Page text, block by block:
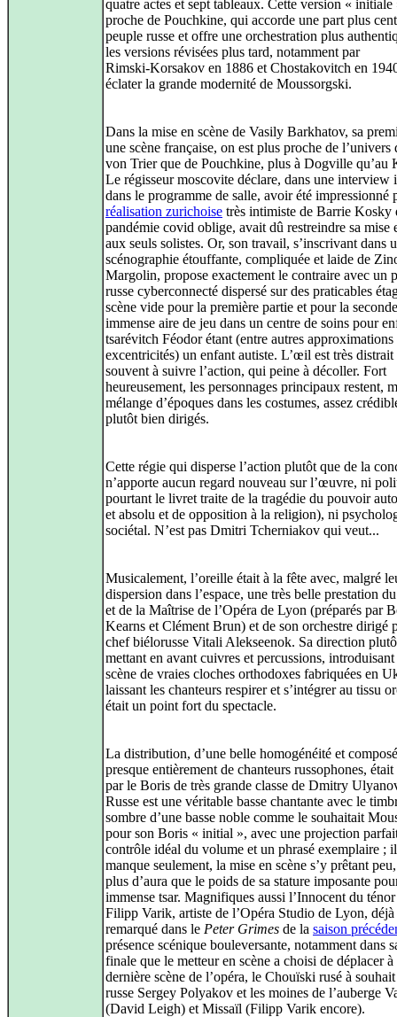
quatre actes et sept tableaux. Cette version « initiale
proche de Pouchkine, qui accorde une part plus
peuple russe et offre une orchestration plus
les versions révisées plus tard, notamment par
Rimski‑Korsakov en 1886 et Chostakovitch en
éclater la grande modernité de Moussorgski.
Dans la mise en scène de Vasily Barkhatov, sa
une scène française, on est plus proche de l’univers
von Trier que de Pouchkine, plus à Dogville qu’au
Le régisseur moscovite déclare, dans une interview
dans le programme de salle, avoir été impressionné
réalisation zurichoise très intimiste de Barrie Kosky
pandémie covid oblige, avait dû restreindre sa mise
aux seuls solistes. Or, son travail, s’inscrivant dans
scénographie étouffante, compliquée et laide de
Margolin, propose exactement le contraire avec un
russe cyberconnecté dispersé sur des praticables
scène vide pour la première partie et pour la
immense aire de jeu dans un centre de soins pour
tsarévitch Féodor étant (entre autres approximations
excentricités) un enfant autiste. L’œil est très distrait
souvent à suivre l’action, qui peine à décoller. Fort
heureusement, les personnages principaux restent,
mélange d’époques dans les costumes, assez
plutôt bien dirigés.
Cette régie qui disperse l’action plutôt que de la
n’apporte aucun regard nouveau sur l’œuvre, ni
pourtant le livret traite de la tragédie du pouvoir
et absolu et de opposition à la religion), ni
sociétal. N’est pas Dmitri Tcherniakov qui veut...
Musicalement, l’oreille était à la fête avec, malgré
dispersion dans l’espace, une très belle prestation
et de la Maîtrise de l’Opéra de Lyon (préparés par
Kearns et Clément Brun) et de son orchestre dirigé
chef biélorusse Vitali Alekseenok. Sa direction
mettant en avant cuivres et percussions, introduisant
scène de vraies cloches orthodoxes fabriquées en
laissant les chanteurs respirer et s’intégrer au tissu
était un point fort du spectacle.
La distribution, d’une belle homogénéité et
presque entièrement de chanteurs russophones,
par le Boris de très grande classe de Dmitry
Russe est une véritable basse chantante avec le
sombre d’une basse noble comme le souhaitait
pour son Boris « initial », avec une projection
contrôle idéal du volume et un phrasé exemplaire ;
manque seulement, la mise en scène s’y prêtant
plus d’aura que le poids de sa stature imposante
immense tsar. Magnifiques aussi l’Innocent du
Filipp Varik, artiste de l’Opéra Studio de Lyon, déjà
remarqué dans le Peter Grimes de la saison
présence scénique bouleversante, notamment dans
finale que le metteur en scène a choisi de déplacer à
dernière scène de l’opéra, le Chouïski rusé à
russe Sergey Polyakov et les moines de l’auberge
(David Leigh) et Missaïl (Filipp Varik encore).